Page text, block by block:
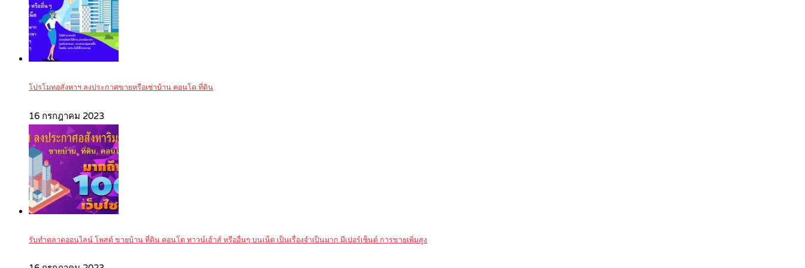
โปรโมทอสังหาฯ ลงประกาศขายหรือเช่าบ้าน คอนโด ที่ดิน
16 กรกฎาคม 2023
รับทำตลาดออนไลน์ โพสต์ ขายบ้าน ที่ดิน คอนโด ทาวน์เฮ้าส์ หรืออื่นๆ บนเน็ต เป็นเรื่องจำเป็นมาก มีเปอร์เซ็นต์ การขายเพิ่มสูง